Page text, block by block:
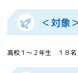
＜対象＞
高校１～２年生 １８名